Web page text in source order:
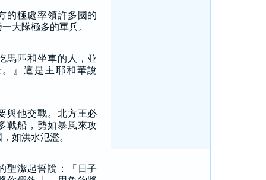
的極處率領許多國的
大隊極多的軍兵。
馬匹和坐車的人，並
』這是主耶和華說
與他交戰。北方王必
戰船，勢如暴風來攻
如洪水氾濫。
聖潔起誓說：「日子